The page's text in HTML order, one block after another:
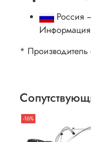
Россия
Информация
* Производитель
-16%